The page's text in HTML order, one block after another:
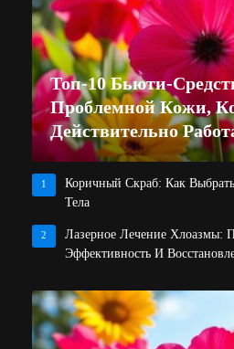
Топ-10 Бьюти-
Проблемной Кожи,
Действительно
1
Коричный Скраб: Как
Тела
2
Лазерное Лечение Хлоазмы:
Эффективность И